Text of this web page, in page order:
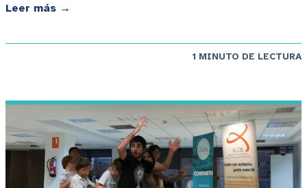
Leer más →
1 MINUTO DE LECTURA